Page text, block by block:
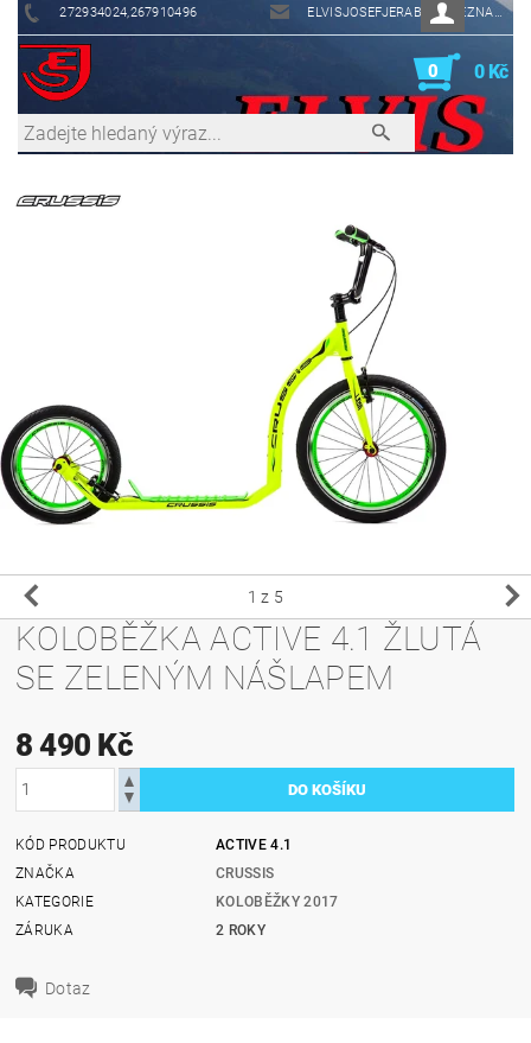
272934024,267910496 ELVISJOSEFJERABEK@SEZNAM.CZ
0 0 Kč
1 z 5
KOLOBĚŽKA ACTIVE 4.1 ŽLUTÁ
SE ZELENÝM NÁŠLAPEM
8 490 Kč
KÓD PRODUKTU
ACTIVE 4.1
ZNAČKA
CRUSSIS
KATEGORIE
KOLOBĚŽKY 2017
ZÁRUKA
2 ROKY
Dotaz